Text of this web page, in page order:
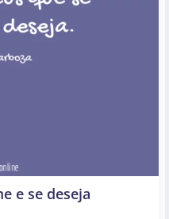
e se deseja